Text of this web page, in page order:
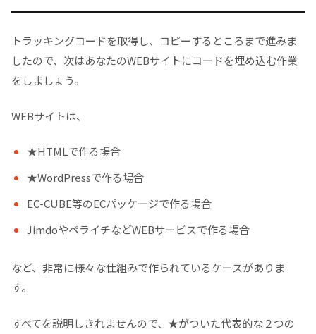
トラッキングコードを取得し、コピーするところまで進みま
したので、次はあなたのWEBサイトにコードを埋め込む作業
をしましょう。
WEBサイトは、
★HTMLで作る場合
★WordPressで作る場合
EC-CUBE等のECパッケージで作る場合
JimdoやペライチなどWEBサービスで作る場合
など、非常に様々な仕組みで作られているケースがありま
す。
すべてを説明しきれませんので、★がついた代表的な２つの